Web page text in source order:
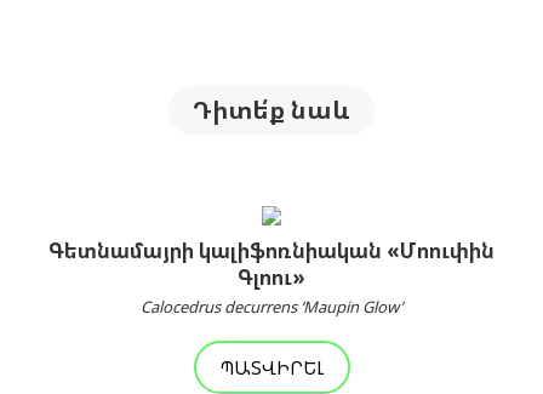
Դիտե՛ք նաև
Գետնամայրի կալիֆոռնիական «Մոուփին
Գլոու»
Calocedrus decurrens ‘Maupin Glow’
ՊԱՏՎԻՐԵԼ